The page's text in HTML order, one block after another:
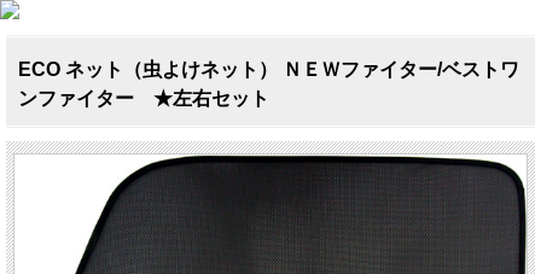
ECO ネット（虫よけネット） ＮＥＷファイター/ベストワ
ンファイター ★左右セット